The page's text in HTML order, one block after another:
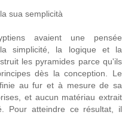
sua semplicità
avaient une pensée
simplicité, la logique et la
les pyramides parce qu'ils
dès la conception. Le
au fur et à mesure de sa
et aucun matériau extrait
Pour atteindre ce résultat, il